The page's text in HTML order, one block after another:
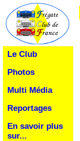
Le Club
Photos
Multi Média
Reportages
En savoir plus
sur...